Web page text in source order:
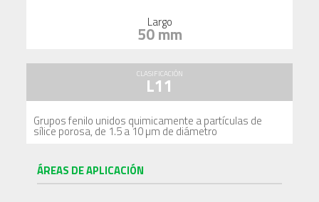
Largo
50 mm
CLASIFICACIÓN
L11
Grupos fenilo unidos quimicamente a partículas de
sílice porosa, de 1.5 a 10 µm de diámetro
ÁREAS DE APLICACIÓN